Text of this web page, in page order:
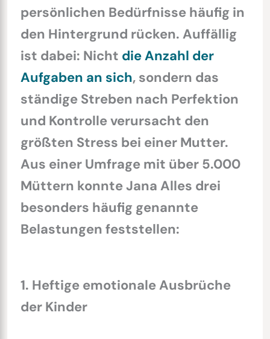
persönlichen Bedürfnisse häufig in
den Hintergrund rücken. Auffällig
ist dabei: Nicht die Anzahl der
Aufgaben an sich, sondern das
ständige Streben nach Perfektion
und Kontrolle verursacht den
größten Stress bei einer Mutter.
Aus einer Umfrage mit über 5.000
Müttern konnte Jana Alles drei
besonders häufig genannte
Belastungen feststellen:
1. Heftige emotionale Ausbrüche
der Kinder